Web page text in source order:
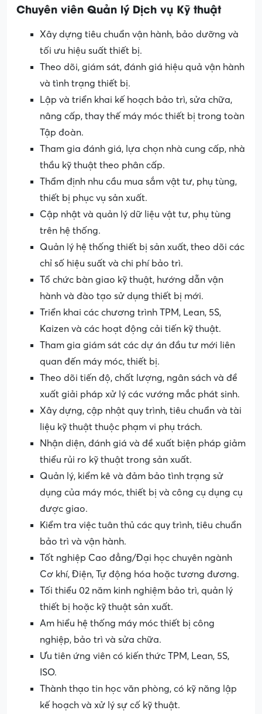
Chuyên viên Quản lý Dịch vụ Kỹ thuật
Xây dựng tiêu chuẩn vận hành, bảo dưỡng và
tối ưu hiệu suất thiết bị.
Theo dõi, giám sát, đánh giá hiệu quả vận hành
và tình trạng thiết bị.
Lập và triển khai kế hoạch bảo trì, sửa chữa,
nâng cấp, thay thế máy móc thiết bị trong toàn
Tập đoàn.
Tham gia đánh giá, lựa chọn nhà cung cấp, nhà
thầu kỹ thuật theo phân cấp.
Thẩm định nhu cầu mua sắm vật tư, phụ tùng,
thiết bị phục vụ sản xuất.
Cập nhật và quản lý dữ liệu vật tư, phụ tùng
trên hệ thống.
Quản lý hệ thống thiết bị sản xuất, theo dõi các
chỉ số hiệu suất và chi phí bảo trì.
Tổ chức bàn giao kỹ thuật, hướng dẫn vận
hành và đào tạo sử dụng thiết bị mới.
Triển khai các chương trình TPM, Lean, 5S,
Kaizen và các hoạt động cải tiến kỹ thuật.
Tham gia giám sát các dự án đầu tư mới liên
quan đến máy móc, thiết bị.
Theo dõi tiến độ, chất lượng, ngân sách và đề
xuất giải pháp xử lý các vướng mắc phát sinh.
Xây dựng, cập nhật quy trình, tiêu chuẩn và tài
liệu kỹ thuật thuộc phạm vi phụ trách.
Nhận diện, đánh giá và đề xuất biện pháp giảm
thiểu rủi ro kỹ thuật trong sản xuất.
Quản lý, kiểm kê và đảm bảo tình trạng sử
dụng của máy móc, thiết bị và công cụ dụng cụ
được giao.
Kiểm tra việc tuân thủ các quy trình, tiêu chuẩn
bảo trì và vận hành.
Tốt nghiệp Cao đẳng/Đại học chuyên ngành
Cơ khí, Điện, Tự động hóa hoặc tương đương.
Tối thiểu 02 năm kinh nghiệm bảo trì, quản lý
thiết bị hoặc kỹ thuật sản xuất.
Am hiểu hệ thống máy móc thiết bị công
nghiệp, bảo trì và sửa chữa.
Ưu tiên ứng viên có kiến thức TPM, Lean, 5S,
ISO.
Thành thạo tin học văn phòng, có kỹ năng lập
kế hoạch và xử lý sự cố kỹ thuật.